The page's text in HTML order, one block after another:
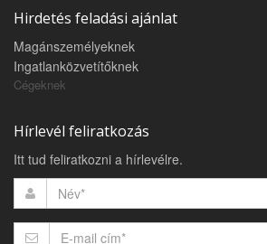
Hirdetés feladási ajánlat
Magánszemélyeknek
Ingatlanközvetítőknek
Cégeknek
Hírlevél feliratkozás
Itt tud feliratkozni a hírlevélre.